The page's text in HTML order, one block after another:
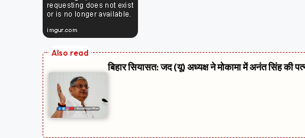
बिहार सियासत: जद (यू) अध्यक्ष ने मोकामा में अनंत सिंह की